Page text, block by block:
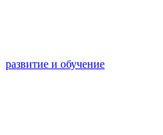
развитие и обучение